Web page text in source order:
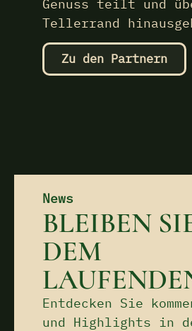
Genuss teilt und
Tellerrand
Zu den Partnern
News
BLEIBEN
DEM
Entdecken Sie
und Highlights in